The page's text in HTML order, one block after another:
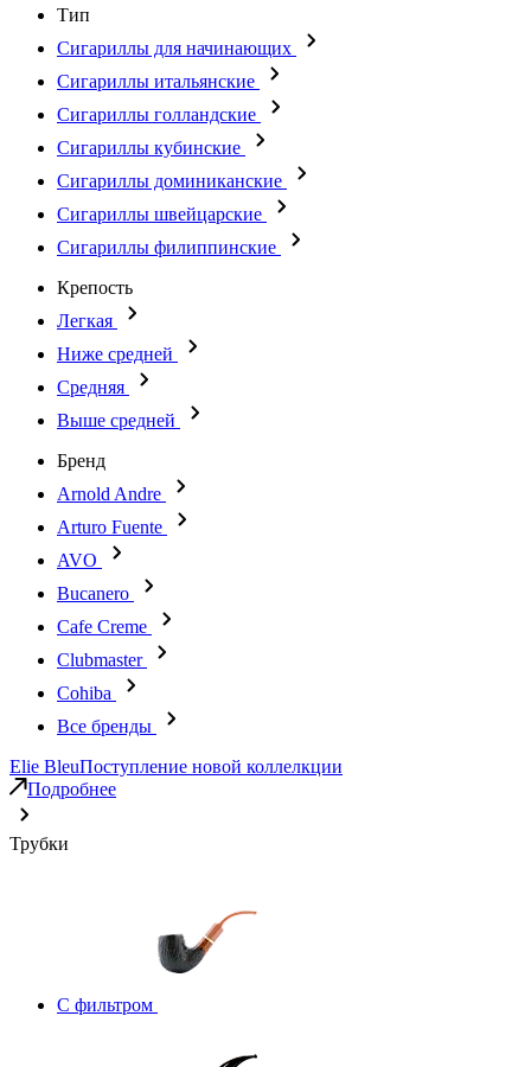
Тип
Сигариллы для начинающих
Сигариллы итальянские
Сигариллы голландские
Сигариллы кубинские
Сигариллы доминиканские
Сигариллы швейцарские
Сигариллы филиппинские
Крепость
Легкая
Ниже средней
Средняя
Выше средней
Бренд
Arnold Andre
Arturo Fuente
AVO
Bucanero
Cafe Creme
Clubmaster
Cohiba
Все бренды
Elie BleuПоступление новой коллелкции
Подробнее
Трубки
С фильтром